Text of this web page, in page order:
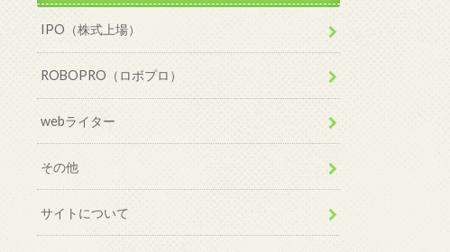
IPO（株式上場）
ROBOPRO（ロボプロ）
webライター
その他
サイトについて